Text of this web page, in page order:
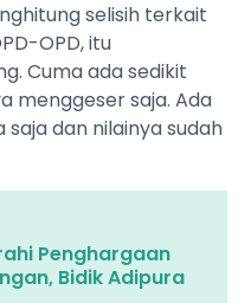
selisih terkait
OPD, itu
Cuma ada sedikit
menggeser saja. Ada
dan nilainya sudah
Penghargaan
Bidik Adipura